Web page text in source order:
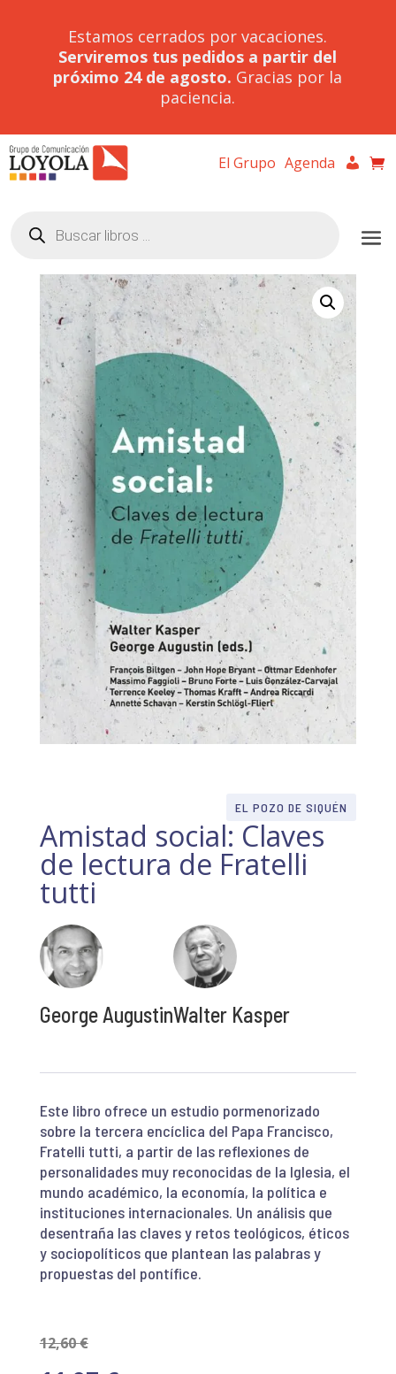
Estamos cerrados por vacaciones.
Serviremos tus pedidos a partir del
próximo 24 de agosto. Gracias por la
paciencia.
El Grupo Agenda
productos
EL POZO DE SIQUÉN
Amistad social: Claves
de lectura de Fratelli
tutti
George AugustinWalter Kasper
Este libro ofrece un estudio pormenorizado
sobre la tercera encíclica del Papa Francisco,
Fratelli tutti, a partir de las reflexiones de
personalidades muy reconocidas de la Iglesia, el
mundo académico, la economía, la política e
instituciones internacionales. Un análisis que
desentraña las claves y retos teológicos, éticos
y sociopolíticos que plantean las palabras y
propuestas del pontífice.
12,60€